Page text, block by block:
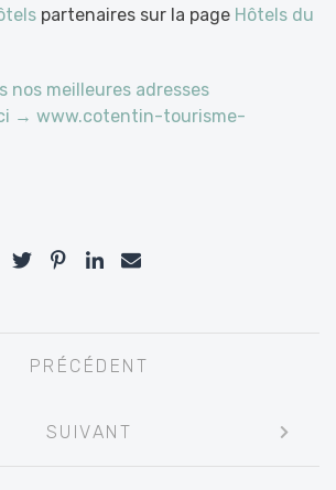
partenaires sur la page Hôtels du
nos meilleures adresses
→ www.cotentin-tourisme-
PRÉCÉDENT
SUIVANT